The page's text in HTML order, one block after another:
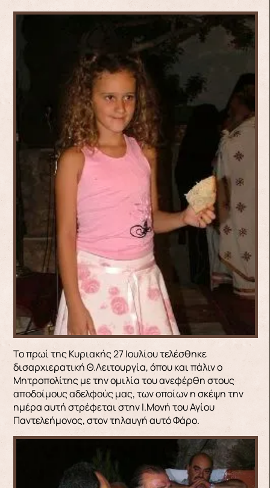
Το πρωί της Κυριακής 27 Ιουλίου τελέσθηκε
δισαρχιερατική Θ.Λειτουργία, όπου και πάλιν ο
Μητροπολίτης με την ομιλία του ανεφέρθη στους
αποδοίμους αδελφούς μας, των οποίων η σκέψη την
ημέρα αυτή στρέφεται στην Ι.Μονή του Αγίου
Παντελεήμονος, στον τηλαυγή αυτό Φάρο.